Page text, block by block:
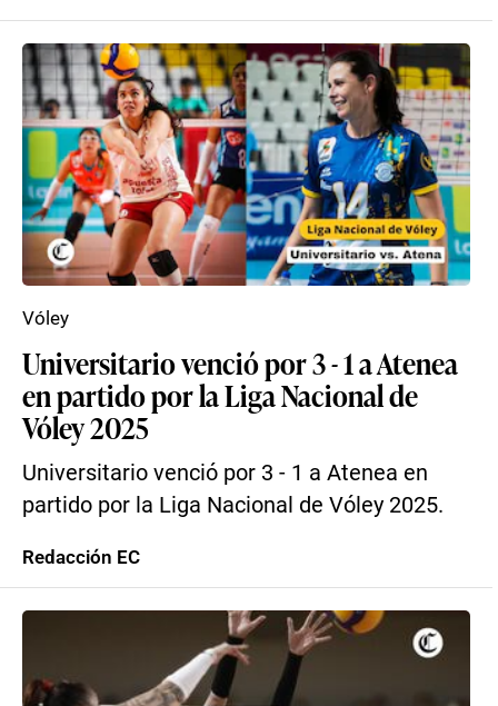
Universitario venció por 3 - 1 a Atenea
en partido por la Liga Nacional de
Vóley 2025
Universitario venció por 3 - 1 a Atenea en
partido por la Liga Nacional de Vóley 2025.
Vóley
Redacción EC